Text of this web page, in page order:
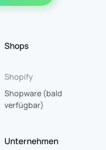
Shops
Shopify
Shopware (bald
verfügbar)
Unternehmen